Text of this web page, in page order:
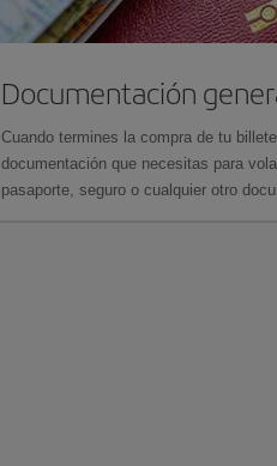
Documentación
Cuando termines la compra de tu
documentación que necesitas para
pasaporte, seguro o cualquier otro